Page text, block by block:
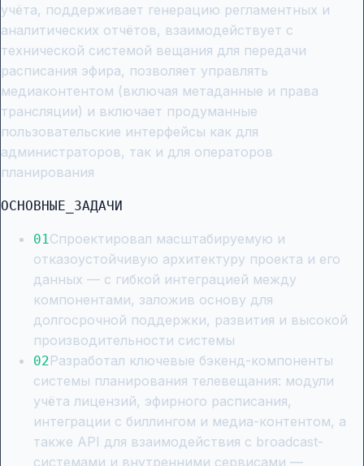
учёта, поддерживает генерацию регламентных и
аналитических отчётов, взаимодействует с
технической системой вещания для передачи
расписания эфира, позволяет управлять
медиаконтентом (включая метаданные и права
трансляции) и включает продуманные
пользовательские интерфейсы как для
администраторов, так и для операторов
планирования
ОСНОВНЫЕ_ЗАДАЧИ
01Спроектировал масштабируемую и
отказоустойчивую архитектуру проекта и его
данных — с гибкой интеграцией между
компонентами, заложив основу для
долгосрочной поддержки, развития и высокой
производительности системы
02Разработал ключевые бэкенд-компоненты
системы планирования телевещания: модули
учёта лицензий, эфирного расписания,
интеграции с биллингом и медиа-контентом, а
также API для взаимодействия с broadcast-
системами и внутренними сервисами —